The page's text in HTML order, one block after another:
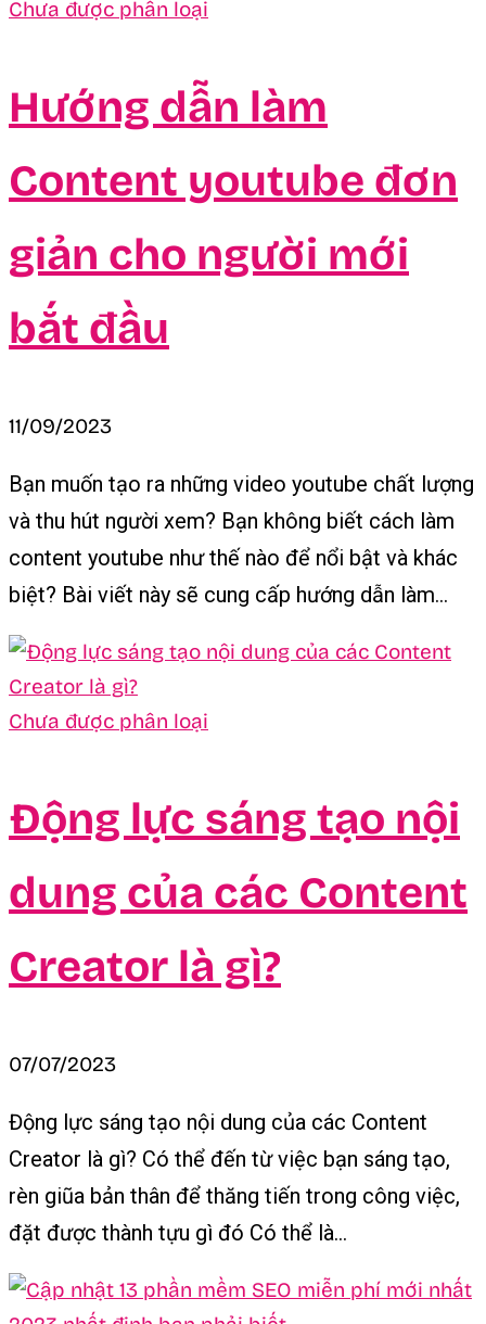
Chưa được phân loại
Hướng dẫn làm
Content youtube đơn
giản cho người mới
bắt đầu
11/09/2023
Bạn muốn tạo ra những video youtube chất lượng
và thu hút người xem? Bạn không biết cách làm
content youtube như thế nào để nổi bật và khác
biệt? Bài viết này sẽ cung cấp hướng dẫn làm...
Chưa được phân loại
Động lực sáng tạo nội
dung của các Content
Creator là gì?
07/07/2023
Động lực sáng tạo nội dung của các Content
Creator là gì? Có thể đến từ việc bạn sáng tạo,
rèn giũa bản thân để thăng tiến trong công việc,
đặt được thành tựu gì đó Có thể là...